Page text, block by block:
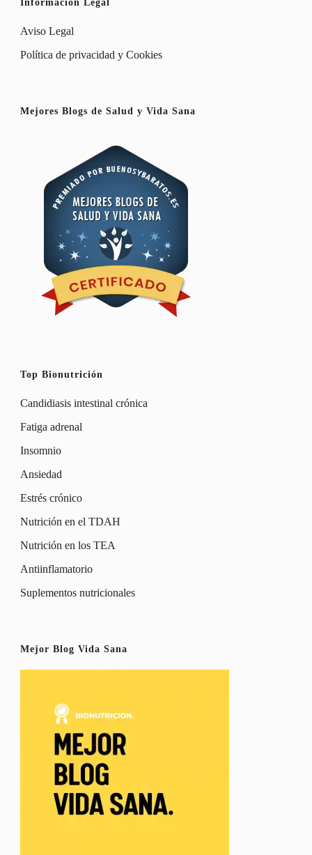
Información Legal
Aviso Legal
Política de privacidad y Cookies
Mejores Blogs de Salud y Vida Sana
Top Bionutrición
Candidiasis intestinal crónica
Fatiga adrenal
Insomnio
Ansiedad
Estrés crónico
Nutrición en el TDAH
Nutrición en los TEA
Antiinflamatorio
Suplementos nutricionales
Mejor Blog Vida Sana